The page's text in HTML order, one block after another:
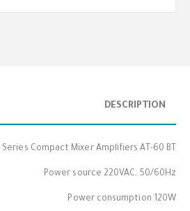
DESCRIPTION
Series Compact Mixer Amplifiers AT-60 BT
Power source 220VAC, 50/60Hz
Power consumption 120W